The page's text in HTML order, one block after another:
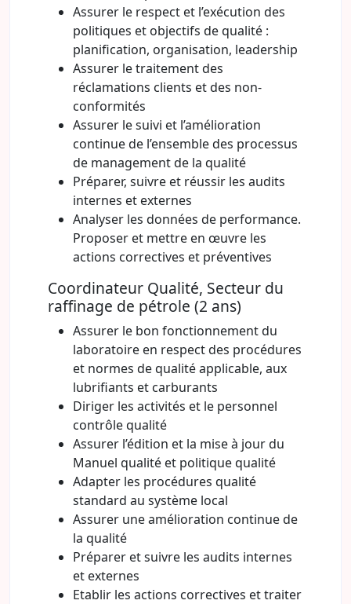
Assurer le respect et l’exécution des
politiques et objectifs de qualité :
planification, organisation, leadership
Assurer le traitement des
réclamations clients et des non-
conformités
Assurer le suivi et l’amélioration
continue de l’ensemble des processus
de management de la qualité
Préparer, suivre et réussir les audits
internes et externes
Analyser les données de performance.
Proposer et mettre en œuvre les
actions correctives et préventives
Coordinateur Qualité, Secteur du
raffinage de pétrole (2 ans)
Assurer le bon fonctionnement du
laboratoire en respect des procédures
et normes de qualité applicable, aux
lubrifiants et carburants
Diriger les activités et le personnel
contrôle qualité
Assurer l’édition et la mise à jour du
Manuel qualité et politique qualité
Adapter les procédures qualité
standard au système local
Assurer une amélioration continue de
la qualité
Préparer et suivre les audits internes
et externes
Etablir les actions correctives et traiter